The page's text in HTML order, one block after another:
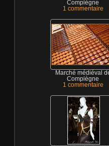
Compiègne
1 commentaire
Marché médiéval
Compiègne
1 commentaire